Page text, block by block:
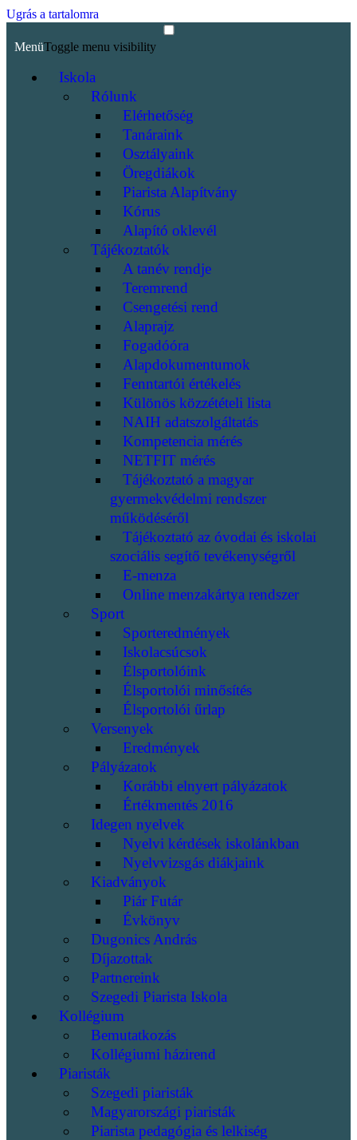
Ugrás a tartalomra
MenüToggle menu visibility
Iskola
Rólunk
Elérhetőség
Tanáraink
Osztályaink
Öregdiákok
Piarista Alapítvány
Kórus
Alapító oklevél
Tájékoztatók
A tanév rendje
Teremrend
Csengetési rend
Alaprajz
Fogadóóra
Alapdokumentumok
Fenntartói értékelés
Különös közzétételi lista
NAIH adatszolgáltatás
Kompetencia mérés
NETFIT mérés
Tájékoztató a magyar
gyermekvédelmi rendszer
működéséről
Tájékoztató az óvodai és iskolai
szociális segítő tevékenységről
E-menza
Online menzakártya rendszer
Sport
Sporteredmények
Iskolacsúcsok
Élsportolóink
Élsportolói minősítés
Élsportolói űrlap
Versenyek
Eredmények
Pályázatok
Korábbi elnyert pályázatok
Értékmentés 2016
Idegen nyelvek
Nyelvi kérdések iskolánkban
Nyelvvizsgás diákjaink
Kiadványok
Piár Futár
Évkönyv
Dugonics András
Díjazottak
Partnereink
Szegedi Piarista Iskola
Kollégium
Bemutatkozás
Kollégiumi házirend
Piaristák
Szegedi piaristák
Magyarországi piaristák
Piarista pedagógia és lelkiség